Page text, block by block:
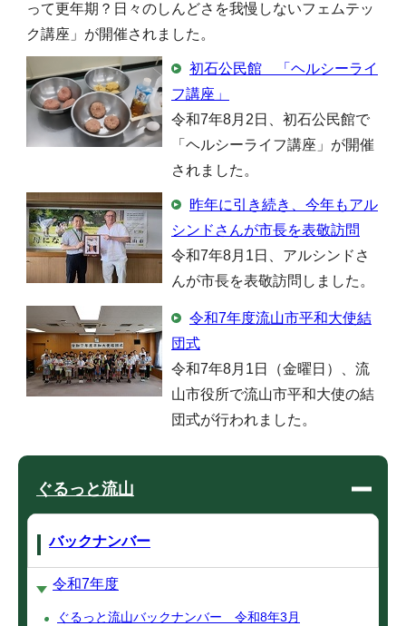
って更年期？日々のしんどさを我慢しないフェムテッ
ク講座」が開催されました。
初石公民館 「ヘルシーライ
フ講座」
令和7年8月2日、初石公民館で
「ヘルシーライフ講座」が開催
されました。
昨年に引き続き、今年もアル
シンドさんが市長を表敬訪問
令和7年8月1日、アルシンドさ
んが市長を表敬訪問しました。
令和7年度流山市平和大使結
団式
令和7年8月1日（金曜日）、流
山市役所で流山市平和大使の結
団式が行われました。
ぐるっと流山
バックナンバー
令和7年度
ぐるっと流山バックナンバー 令和8年3月